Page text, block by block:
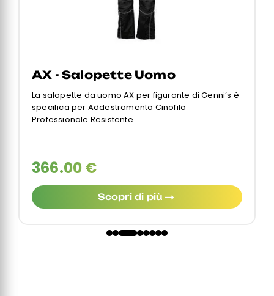
THOR AX - Giacca Uomo
La giacca da uomo THOR AX di Genni’s è specifica
per Addestramento Cinofilo
Professionale.Resistente e
390.00 €
Scopri di più